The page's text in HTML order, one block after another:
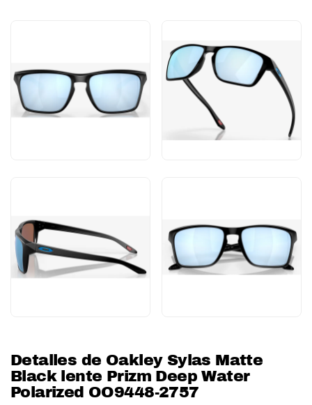
Detalles de Oakley Sylas Matte
Black lente Prizm Deep Water
Polarized OO9448-2757